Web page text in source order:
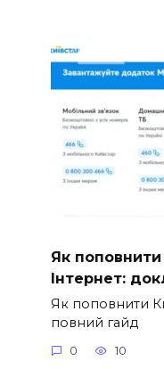
Як
Інтернет:
Як поповнити
повний гайд
0 10